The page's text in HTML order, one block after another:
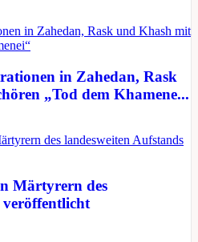
in Zahedan, Rask
„Tod dem Khamene...
Märtyrern des
veröffentlicht